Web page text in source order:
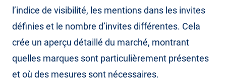
l’indice de visibilité, les mentions dans les invites
définies et le nombre d’invites différentes. Cela
crée un aperçu détaillé du marché, montrant
quelles marques sont particulièrement présentes
et où des mesures sont nécessaires.